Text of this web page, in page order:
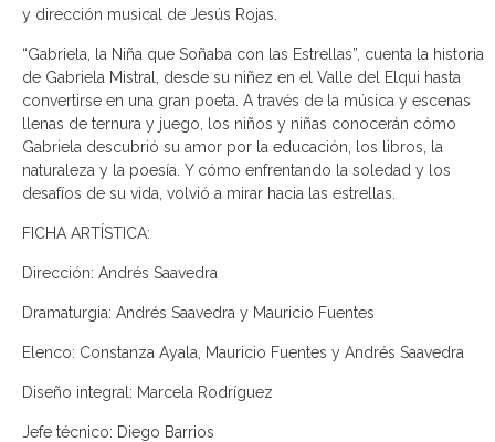
y dirección musical de Jesús Rojas.
“Gabriela, la Niña que Soñaba con las Estrellas”, cuenta la historia
de Gabriela Mistral, desde su niñez en el Valle del Elqui hasta
convertirse en una gran poeta. A través de la música y escenas
llenas de ternura y juego, los niños y niñas conocerán cómo
Gabriela descubrió su amor por la educación, los libros, la
naturaleza y la poesía. Y cómo enfrentando la soledad y los
desafíos de su vida, volvió a mirar hacia las estrellas.
FICHA ARTÍSTICA:
Dirección: Andrés Saavedra
Dramaturgia: Andrés Saavedra y Mauricio Fuentes
Elenco: Constanza Ayala, Mauricio Fuentes y Andrés Saavedra
Diseño integral: Marcela Rodríguez
Jefe técnico: Diego Barrios